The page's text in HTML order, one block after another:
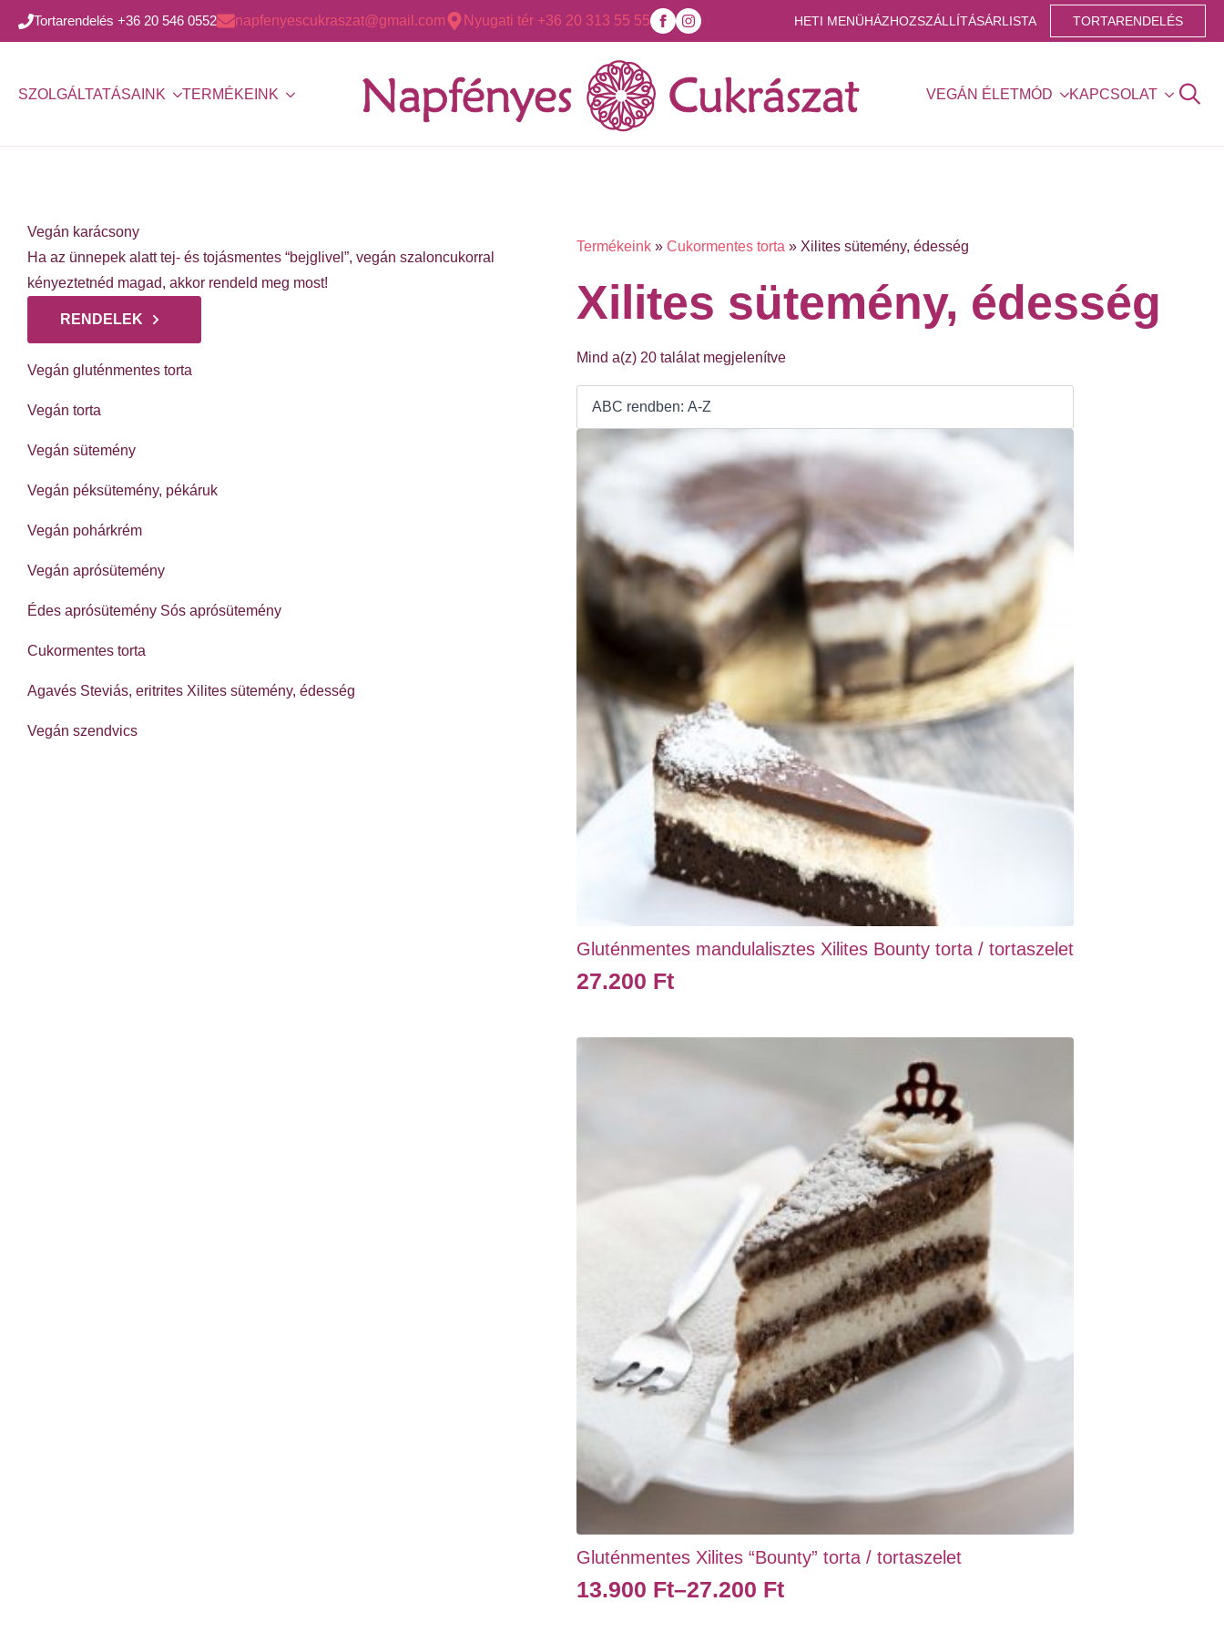
Tortarendelés +36 20 546 0552 napfenyescukraszat@gmail.com Nyugati tér +36 20 313 55 55 HETI MENÜHÁZHOZSZÁLLÍTÁSÁRLISTA TORTARENDELÉS
SZOLGÁLTATÁSAINK TERMÉKEINK VEGÁN ÉLETMÓD
KAPCSOLAT
for:
Vegán karácsony
Ha az ünnepek alatt tej- és tojásmentes “bejglivel”, vegán szaloncukorral
kényeztetnéd magad, akkor rendeld meg most!
RENDELEK
Vegán gluténmentes torta
Vegán torta
Vegán sütemény
Vegán péksütemény, pékáruk
Vegán pohárkrém
Vegán aprósütemény
Édes aprósütemény Sós aprósütemény
Cukormentes torta
Agavés Steviás, eritrites Xilites sütemény, édesség
Vegán szendvics
Termékeink» Cukormentes torta » Xilites sütemény, édesség
Xilites sütemény, édesség
Mind a(z) 20 találat megjelenítve
Gluténmentes mandulalisztes Xilites Bounty torta / tortaszelet
27.200 Ft
a
változatok
Gluténmentes Xilites “Bounty” torta / tortaszelet
13.900 Ft–27.200 Ft
Ártartomány: